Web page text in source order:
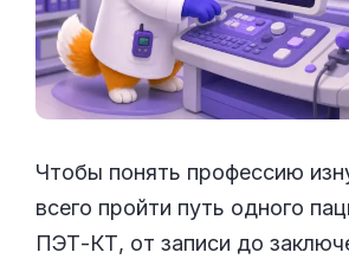
Чтобы понять профессию
всего пройти путь одного
ПЭТ-КТ, от записи до